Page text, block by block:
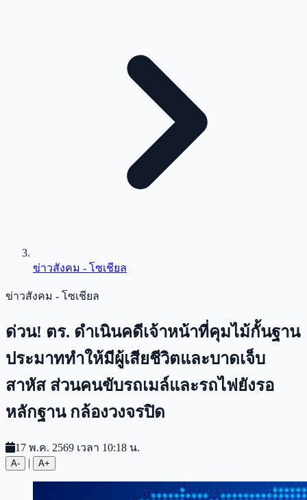
ข่าวสังคม - โซเชียล
ข่าวสังคม - โซเชียล
ด่วน! ตร. ดำเนินคดีเจ้าหน้าที่คุมไม้กั้นฐาน
ประมาททำให้มีผู้เสียชีวิตและบาดเจ็บ
สาหัส ส่วนคนขับรถเมล์และรถไฟยังรอ
หลักฐาน กล้องวงจรปิด
17 พ.ค. 2569 เวลา 10:18 น.
A- | A+